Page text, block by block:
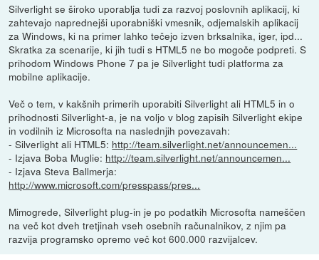
Silverlight se široko uporablja tudi za razvoj poslovnih aplikacij, ki
zahtevajo naprednejši uporabniški vmesnik, odjemalskih aplikacij
za Windows, ki na primer lahko tečejo izven brksalnika, iger, ipd...
Skratka za scenarije, ki jih tudi s HTML5 ne bo mogoče podpreti. S
prihodom Windows Phone 7 pa je Silverlight tudi platforma za
mobilne aplikacije.
Več o tem, v kakšnih primerih uporabiti Silverlight ali HTML5 in o
prihodnosti Silverlight-a, je na voljo v blog zapisih Silverlight ekipe
in vodilnih iz Microsofta na naslednjih povezavah:
- Silverlight ali HTML5: http://team.silverlight.net/announcemen...
- Izjava Boba Muglie: http://team.silverlight.net/announcemen...
- Izjava Steva Ballmerja:
http://www.microsoft.com/presspass/pres...
Mimogrede, Silverlight plug-in je po podatkih Microsofta nameščen
na več kot dveh tretjinah vseh osebnih računalnikov, z njim pa
razvija programsko opremo več kot 600.000 razvijalcev.